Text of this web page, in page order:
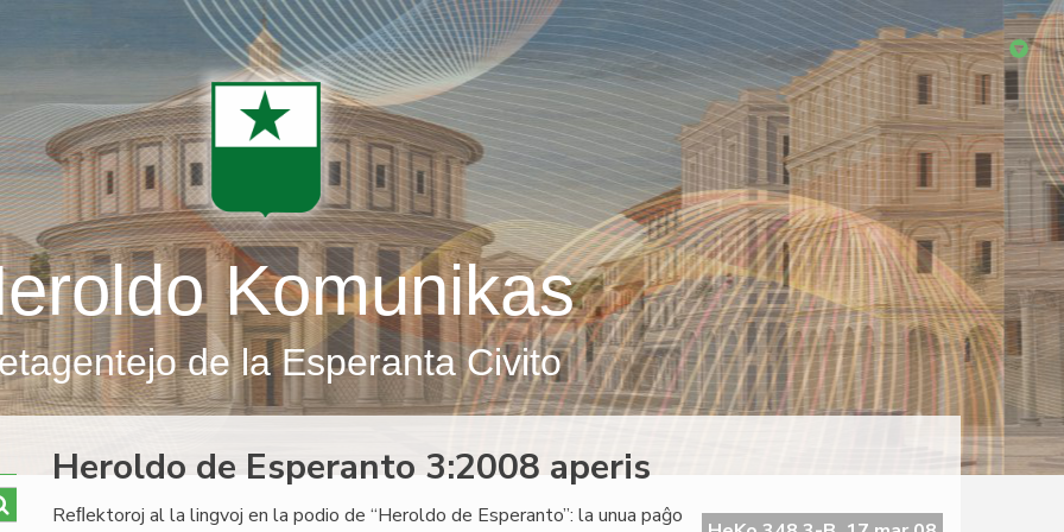
Komunikas
de la Esperanta Civito
Heroldo de Esperanto 3:2008 aperis
Reﬂektoroj al la lingvoj en la podio de “Heroldo de Esperanto”: la unua paĝo